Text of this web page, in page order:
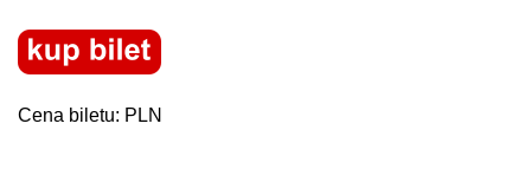
Cena biletu: PLN